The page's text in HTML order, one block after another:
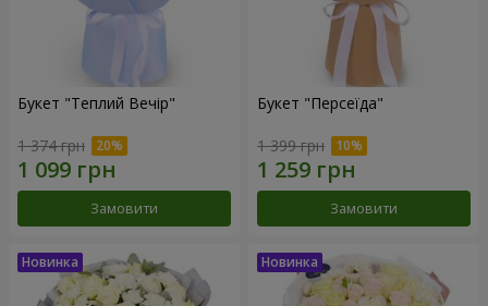
Букет "Теплий Вечір"
1 374 грн
Замовити
Букет "Персеїда"
1 399 грн
Замовити